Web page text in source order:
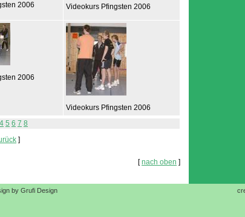
2006 Videokurs Pfingsten 2006
2006
Videokurs Pfingsten 2006
4 5 6 7 8
]
[nach oben ]
by Grufi Design